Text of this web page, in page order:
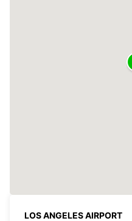
LOS ANGELES AIRPORT